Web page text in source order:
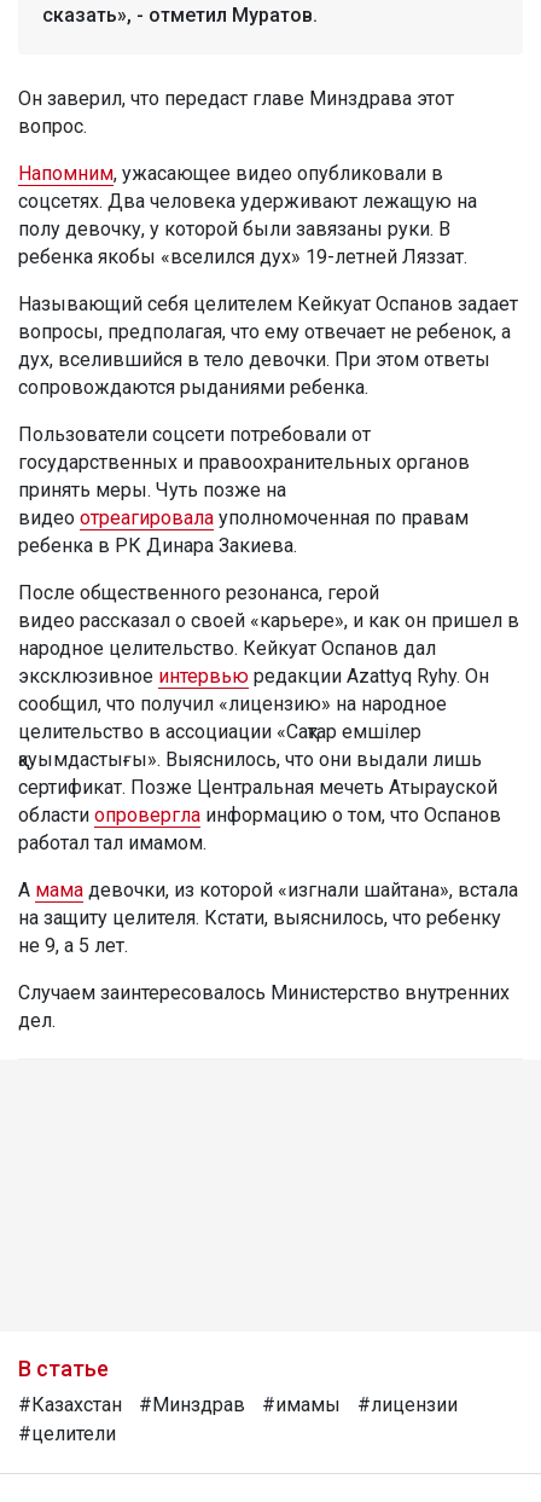
сказать», - отметил Муратов.
Он заверил, что передаст главе Минздрава этот
вопрос.
Напомним, ужасающее видео опубликовали в
соцсетях. Два человека удерживают лежащую на
полу девочку, у которой были завязаны руки. В
ребенка якобы «вселился дух» 19-летней Ляззат.
Называющий себя целителем Кейкуат Оспанов задает
вопросы, предполагая, что ему отвечает не ребенок, а
дух, вселившийся в тело девочки. При этом ответы
сопровождаются рыданиями ребенка.
Пользователи соцсети потребовали от
государственных и правоохранительных органов
принять меры. Чуть позже на
видео отреагировала уполномоченная по правам
ребенка в РК Динара Закиева.
После общественного резонанса, герой
видео рассказал о своей «карьере», и как он пришел в
народное целительство. Кейкуат Оспанов дал
эксклюзивное интервью редакции Azattyq Ryhy. Он
сообщил, что получил «лицензию» на народное
целительство в ассоциации «Сақтар емшілер
қауымдастығы». Выяснилось, что они выдали лишь
сертификат. Позже Центральная мечеть Атырауской
области опровергла информацию о том, что Оспанов
работал тал имамом.
А мама девочки, из которой «изгнали шайтана», встала
на защиту целителя. Кстати, выяснилось, что ребенку
не 9, а 5 лет.
Случаем заинтересовалось Министерство внутренних
дел.
В статье
#Казахстан #Минздрав #имамы
#лицензии
#целители